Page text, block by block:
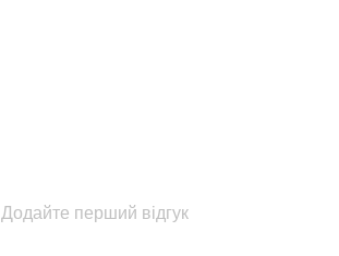
Додайте перший відгук